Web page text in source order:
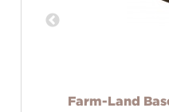
Farm-Land